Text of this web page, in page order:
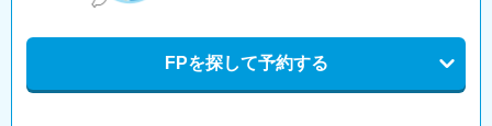
FPを探して予約する